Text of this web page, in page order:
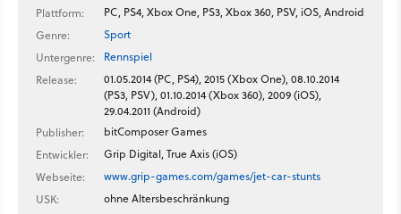
Plattform:
PC, PS4, Xbox One, PS3, Xbox 360, PSV, iOS, Android
Genre:
Sport
Untergenre:
Rennspiel
Release:
01.05.2014 (PC, PS4), 2015 (Xbox One), 08.10.2014
(PS3, PSV), 01.10.2014 (Xbox 360), 2009 (iOS),
29.04.2011 (Android)
Publisher:
bitComposer Games
Entwickler:
Grip Digital, True Axis (iOS)
Webseite:
www.grip-games.com/games/jet-car-stunts
USK:
ohne Altersbeschränkung